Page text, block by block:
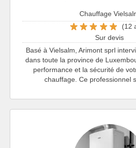
Chauffage
(12
Sur devis
Basé à Vielsalm, Arimont sprl
dans toute la province de
performance et la sécurité de
chauffage. Ce professionnel